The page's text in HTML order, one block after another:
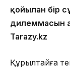
қойылған бір
дилеммасын
Tarazy.kz
Құрылтайға